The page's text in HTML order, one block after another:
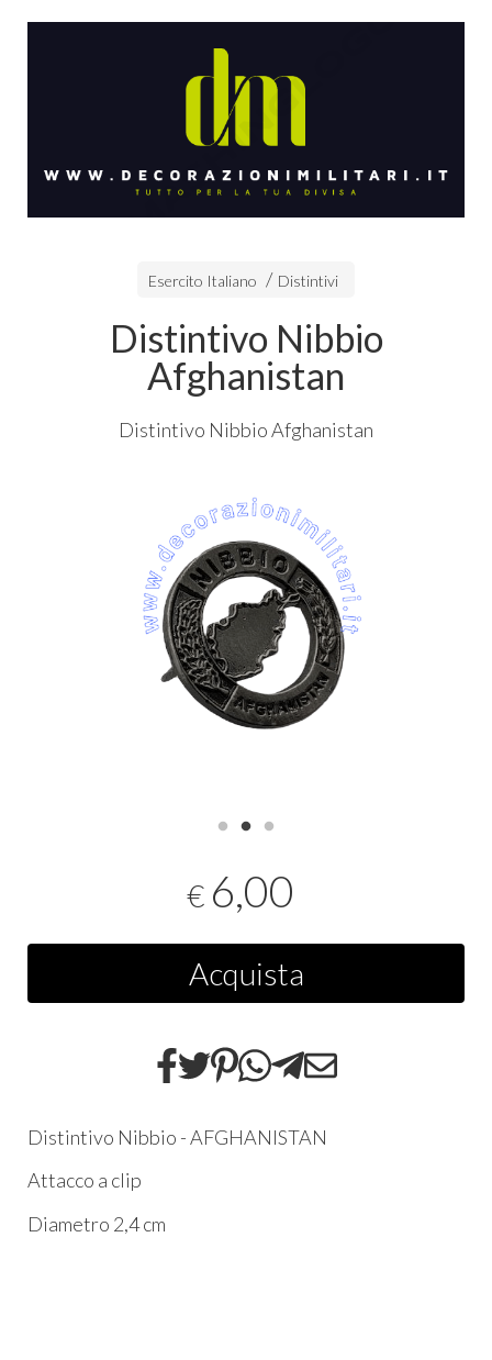
Esercito Italiano Distintivi
Distintivo Nibbio
Afghanistan
Distintivo Nibbio Afghanistan
€ 6,00
Acquista
Distintivo Nibbio - AFGHANISTAN
Attacco a clip
Diametro 2,4 cm